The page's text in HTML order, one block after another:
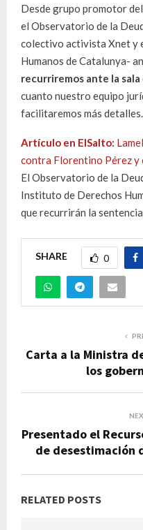
Desde grupo promotor
el Observatorio de la
colectivo activista Xnet y
Humanos de Catalunya-
recurriremos ante la sala
cuanto nuestro equipo
facilitaremos más detalles.
Artículo en ElSalto:
contra Florentino Pérez y
El Observatorio de la
Instituto de Derechos
que recurrirán la sentencia.
SHARE 0
Carta a la Ministra
los
Presentado el
de desestimación
RELATED POSTS